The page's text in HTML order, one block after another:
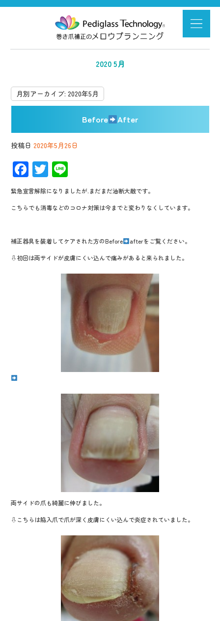
2020 5月
月別アーカイブ:2020年5月
Before After
投稿日 2020年5月26日
F
ac
e
b
o
o
k
T
wi
tt
er
n
e
緊急宣言解除になりましたが.まだまだ油断大敵です。
こちらでも消毒などのコロナ対策は今までと変わりなくしています。
補正器具を装着してケアされた方のBefore
afterをご覧ください。
⇩初回は両サイドが皮膚にくい込んで痛みがあると来られました。
両サイドの爪も綺麗に伸びました。
⇩こちらは陥入爪で爪が深く皮膚にくい込んで炎症されていました。